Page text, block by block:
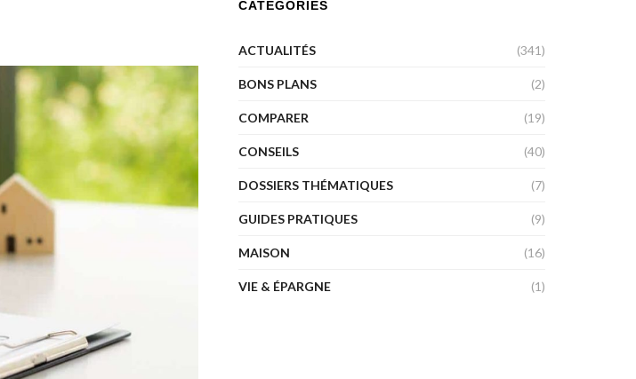
CATEGORIES
ACTUALITÉS (341)
BONS PLANS (2)
COMPARER (19)
CONSEILS (40)
DOSSIERS THÉMATIQUES (7)
GUIDES PRATIQUES (9)
MAISON (16)
VIE & ÉPARGNE (1)